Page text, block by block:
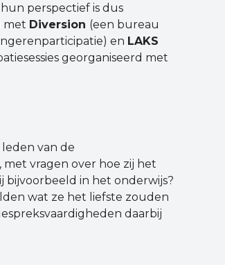
perspectief is dus
met Diversion (een bureau
en LAKS
georganiseerd met
van de
met vragen over hoe zij het
bijvoorbeeld in het onderwijs?
wat ze het liefste zouden
daarbij